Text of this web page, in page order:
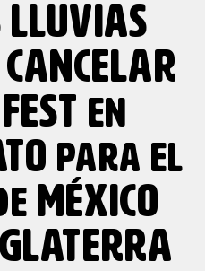
LLUVIAS
CANCELAR
EN
PARA EL
MÉXICO